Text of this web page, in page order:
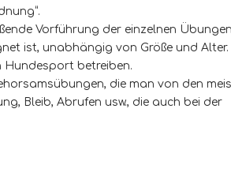
Vorführung der einzelnen
ist, unabhängig von Größe und
Hundesport betreiben.
die man von den
Bleib, Abrufen usw., die auch bei der